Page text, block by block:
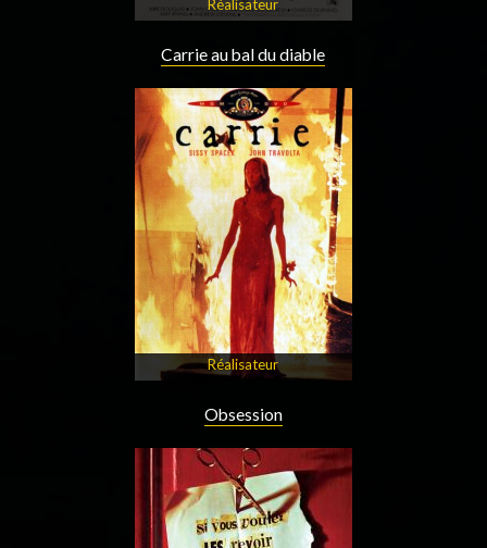
Réalisateur
Carrie au bal du diable
Réalisateur
Obsession